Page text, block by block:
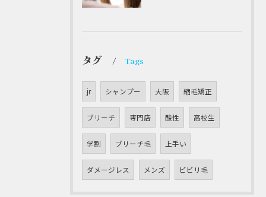
タグ Tags
jr シャンプー 大阪 縮毛矯正
ブリーチ 専門店 酸性 高校生
学割 ブリーチ毛 上手い
ダメージレス メンズ ビビリ毛